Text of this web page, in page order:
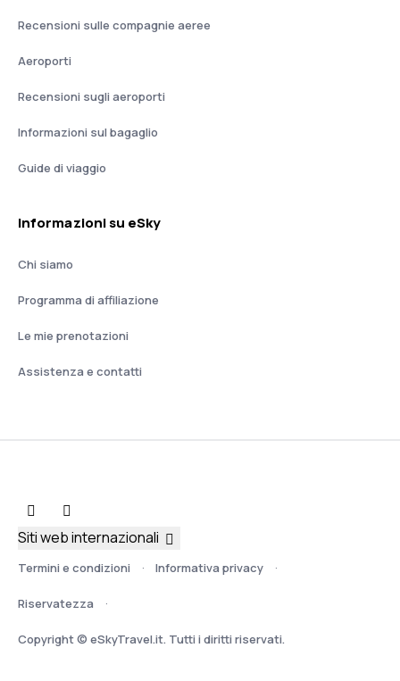
Recensioni sulle compagnie aeree
Aeroporti
Recensioni sugli aeroporti
Informazioni sul bagaglio
Guide di viaggio
Informazioni su eSky
Chi siamo
Programma di affiliazione
Le mie prenotazioni
Assistenza e contatti
Termini e condizioni Informativa privacy
Riservatezza
Copyright © eSkyTravel.it. Tutti i diritti riservati.
Siti web internazionali